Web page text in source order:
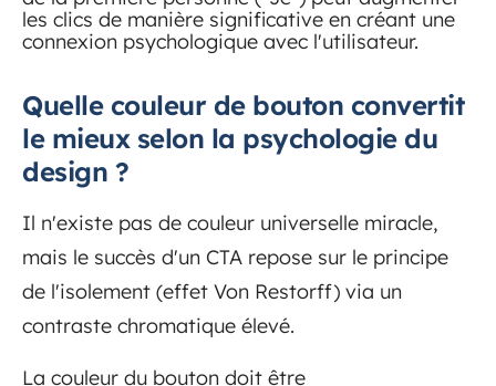
les clics de manière significative en créant une
connexion psychologique avec l'utilisateur.
Quelle couleur de bouton convertit
le mieux selon la psychologie du
design ?
Il n'existe pas de couleur universelle miracle,
mais le succès d'un CTA repose sur le principe
de l'isolement (effet Von Restorff) via un
contraste chromatique élevé.
La couleur du bouton doit être